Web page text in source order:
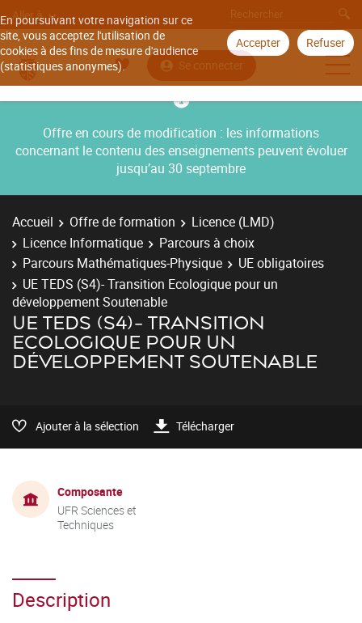
En poursuivant votre navigation sur ce
site, vous acceptez l'utilisation de
cookies à des fins de mesure d'audience
(statistiques anonymes).
Accepter Refuser
Aller à
Se connecter
Offre en cours de modification : les informations
concernant le contenu des enseignements peuvent évoluer
jusqu’au 30 septembre
Accueil Offre de formation
Licence (LMD)
Licence Informatique
Parcours à choix
Parcours Mathématiques-Physique
UE obligatoires
UE TEDS (S4)- Transition Ecologique pour un
développement Soutenable
UE TEDS (S4)- TRANSITION
ECOLOGIQUE POUR UN
DÉVELOPPEMENT SOUTENABLE
Ajouter à la sélection Télécharger
Composante
UFR Sciences et
Techniques
Description